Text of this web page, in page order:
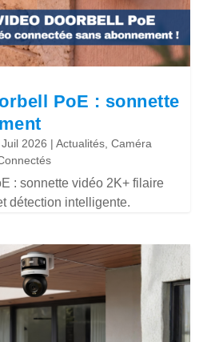
PoE : sonnette
2026 |Actualités ,Caméra
: sonnette vidéo 2K+ filaire
détection intelligente.